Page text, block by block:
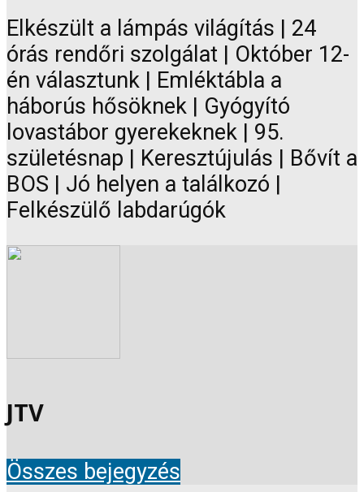
Elkészült a lámpás világítás | 24
órás rendőri szolgálat | Október 12-
én választunk | Emléktábla a
háborús hősöknek | Gyógyító
lovastábor gyerekeknek | 95.
születésnap | Keresztújulás | Bővít a
BOS | Jó helyen a találkozó |
Felkészülő labdarúgók
JTV
Összes bejegyzés